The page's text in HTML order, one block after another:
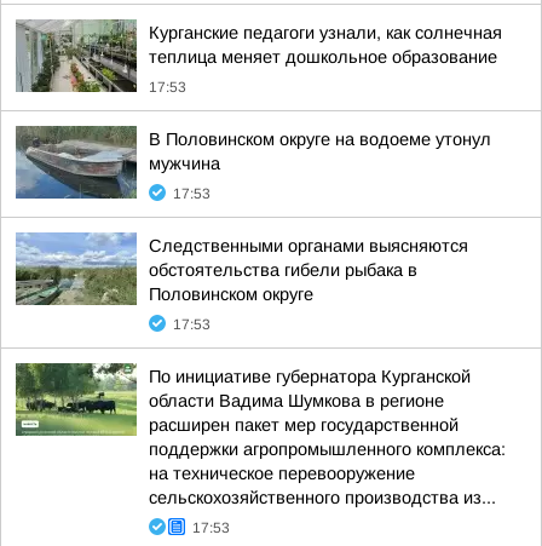
Курганские педагоги узнали, как солнечная
теплица меняет дошкольное образование
17:53
В Половинском округе на водоеме утонул
мужчина
17:53
Следственными органами выясняются
обстоятельства гибели рыбака в
Половинском округе
17:53
По инициативе губернатора Курганской
области Вадима Шумкова в регионе
расширен пакет мер государственной
поддержки агропромышленного комплекса:
на техническое перевооружение
сельскохозяйственного производства из...
17:53